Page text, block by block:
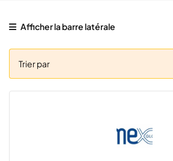
Afficher la barre latérale
Trier par